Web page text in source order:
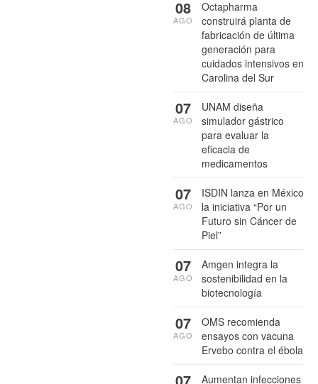
Octapharma
construirá planta de
fabricación de última
generación para
cuidados intensivos en
Carolina del Sur
08
AGO
UNAM diseña
simulador gástrico
para evaluar la
eficacia de
medicamentos
07
AGO
ISDIN lanza en México
la iniciativa “Por un
Futuro sin Cáncer de
Piel”
07
AGO
Amgen integra la
sostenibilidad en la
biotecnología
07
AGO
OMS recomienda
ensayos con vacuna
Ervebo contra el ébola
07
AGO
Aumentan infecciones
07